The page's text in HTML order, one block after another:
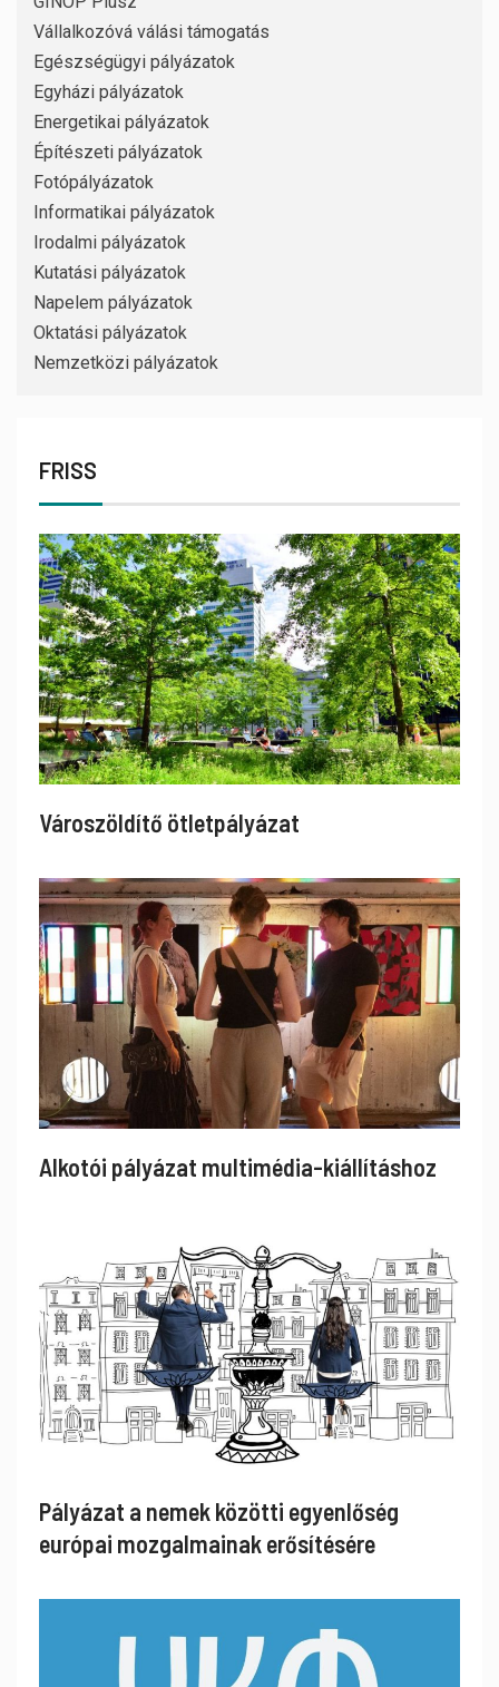
Vállalkozóvá válási támogatás
Egészségügyi pályázatok
Egyházi pályázatok
Energetikai pályázatok
Építészeti pályázatok
Fotópályázatok
Informatikai pályázatok
Irodalmi pályázatok
Kutatási pályázatok
Napelem pályázatok
Oktatási pályázatok
Nemzetközi pályázatok
FRISS
Városzöldítő ötletpályázat
Alkotói pályázat multimédia-kiállításhoz
Pályázat a nemek közötti egyenlőség
európai mozgalmainak erősítésére